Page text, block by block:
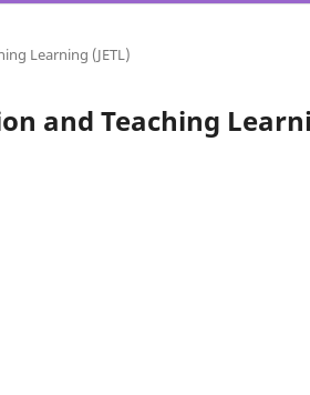
Learning (JETL)
and Teaching